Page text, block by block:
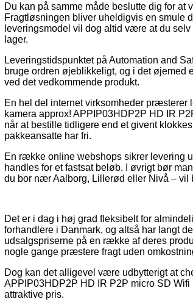
Du kan på samme måde beslutte dig for
Fragtløsningen bliver uheldigvis en smule
leveringsmodel vil dog altid være at du
lager.
Leveringstidspunktet på Automation and
bruge ordren øjeblikkeligt, og i det øjemed
ved det vedkommende produkt.
En hel del internet virksomheder
kamera approx! APPIP03HDP2P HD IR
når at bestille tidligere end et givent
pakkeansatte har fri.
En række online webshops sikrer levering
handles for et fastsat beløb. I øvrigt bør
du bor nær Aalborg, Lillerød eller Nivå – vil
Det er i dag i høj grad fleksibelt for
forhandlere i Danmark, og altså har langt
udsalgspriserne på en række af deres
nogle gange præstere fragt uden
Dog kan det alligevel være udbytterigt at
APPIP03HDP2P HD IR P2P micro SD
attraktive pris.